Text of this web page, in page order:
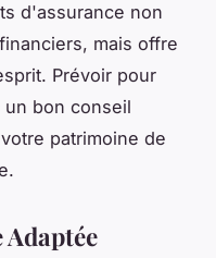
d'assurance non
mais offre
Prévoir pour
bon conseil
patrimoine de